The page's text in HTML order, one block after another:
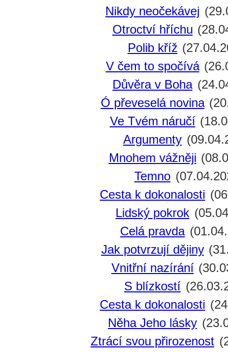
Nikdy neočekávej
Otroctví hříchu
Polib kříž
V čem to spočívá
Důvěra v Boha
Ó převeselá novina
Ve Tvém náručí
Argumenty
Mnohem vážněji
Temno
Cesta k dokonalosti
Lidský pokrok
Celá pravda
Jak potvrzují dějiny
Vnitřní nazírání
S blízkostí
Cesta k dokonalosti
Něha Jeho lásky
Ztrácí svou přirozenost